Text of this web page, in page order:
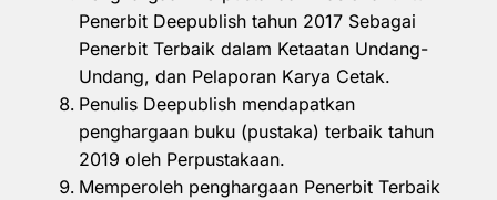
Penerbit Deepublish tahun 2017 Sebagai
Penerbit Terbaik dalam Ketaatan Undang-
Undang, dan Pelaporan Karya Cetak.
Penulis Deepublish mendapatkan
penghargaan buku (pustaka) terbaik tahun
2019 oleh Perpustakaan.
Memperoleh penghargaan Penerbit Terbaik